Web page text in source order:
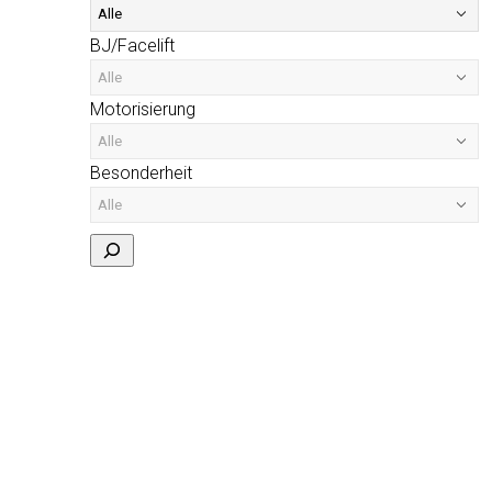
BJ/Facelift
Motorisierung
Besonderheit